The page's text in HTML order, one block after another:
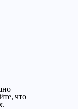
что